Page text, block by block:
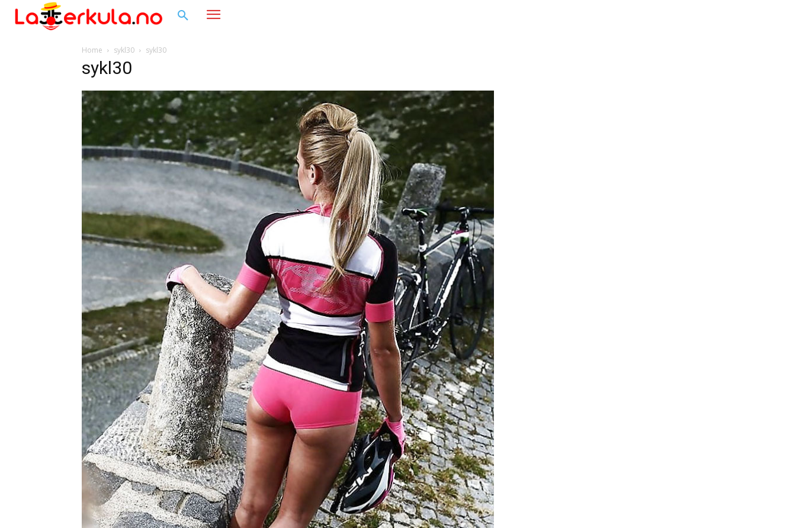
Home sykl30 sykl30
sykl30